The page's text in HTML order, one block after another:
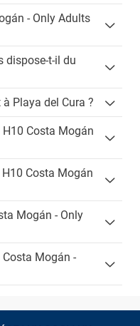
- Only Adults
dispose-t-il du
Playa del Cura ?
Costa Mogán
Costa Mogán
Mogán - Only
Mogán -